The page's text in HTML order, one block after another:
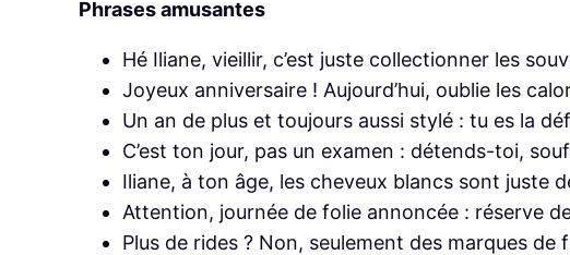
Phrases amusantes
Hé Iliane, vieillir, c’est juste collectionner les
Joyeux anniversaire ! Aujourd’hui, oublie les
Un an de plus et toujours aussi stylé : tu es la
C’est ton jour, pas un examen : détends-toi,
Iliane, à ton âge, les cheveux blancs sont juste
Attention, journée de folie annoncée : réserve
Plus de rides ? Non, seulement des marques de